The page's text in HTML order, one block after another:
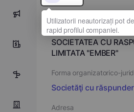
0
2
Denumirea completă
SOCIETATEA CU
LIMITATA "EMBER"
Forma organizatorico-
Societăţi cu
Adresa